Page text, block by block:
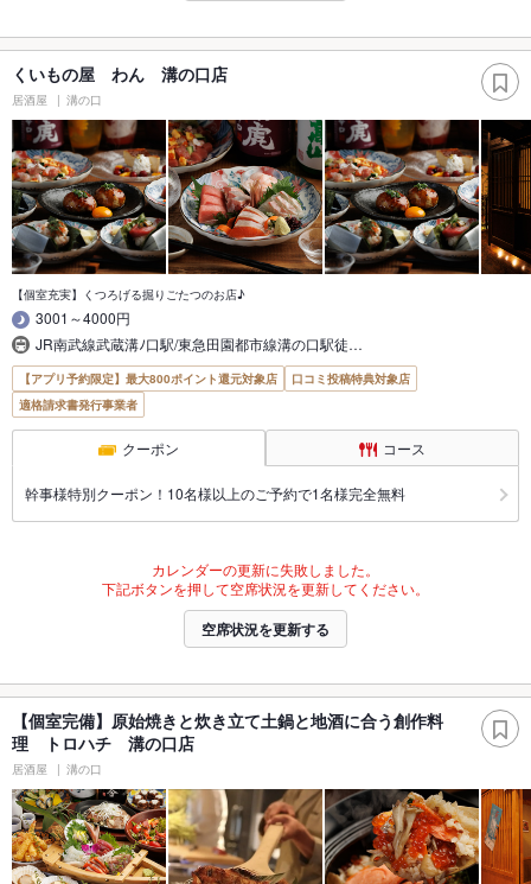
くいもの屋 わん 溝の口店
居酒屋 溝の口
【個室充実】くつろげる掘りごたつのお店♪
3001～4000円
JR南武線武蔵溝ﾉ口駅/東急田園都市線溝の口駅徒…
【アプリ予約限定】最大800ポイント還元対象店
口コミ投稿特典対象店
適格請求書発行事業者
クーポン コース
幹事様特別クーポン！10名様以上のご予約で1名様完全無料
カレンダーの更新に失敗しました。
下記ボタンを押して空席状況を更新してください。
空席状況を更新する
【個室完備】原始焼きと炊き立て土鍋と地酒に合う創作料
理 トロハチ 溝の口店
居酒屋 溝の口